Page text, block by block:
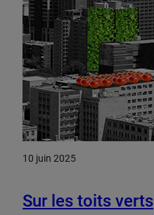
10 juin 2025
Sur les toits verts